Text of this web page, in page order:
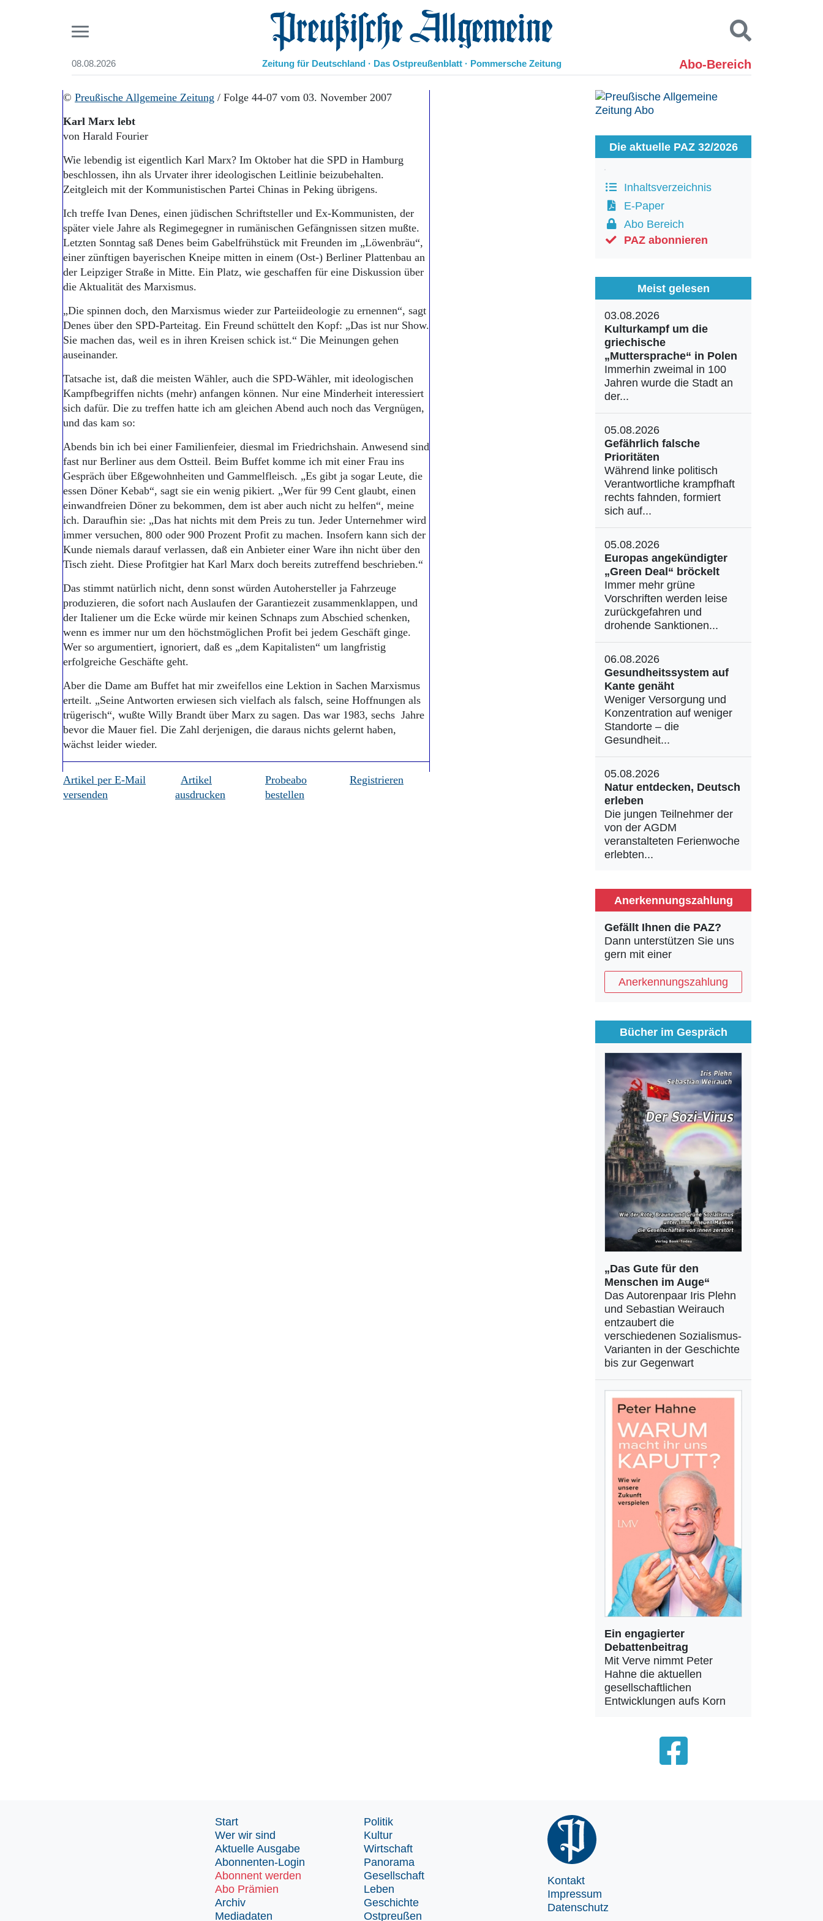
08.08.2026 Preußische Allgemeine Zeitung
Zeitung für Deutschland · Das Ostpreußenblatt · Pommersche Zeitung Abo-Bereich
Start
Aktuelle Ausgabe
Abonnenten-Login
Abo Prämien
Archiv
Mediadaten
Leben
Berlin-Brandenburg
Schlesien
Danzig und Westpreußen
Bücher
Kontakt
Suchen und finden
© Preußische Allgemeine Zeitung / Folge 44-07 vom 03. November 2007
Karl Marx lebt
von Harald Fourier
Wie lebendig ist eigentlich Karl Marx? Im Oktober hat die SPD in Hamburg
beschlossen, ihn als Urvater ihrer ideologischen Leitlinie beizubehalten.
Zeitgleich mit der Kommunistischen Partei Chinas in Peking übrigens.
Ich treffe Ivan Denes, einen jüdischen Schriftsteller und Ex-Kommunisten, der
später viele Jahre als Regimegegner in rumänischen Gefängnissen sitzen mußte.
Letzten Sonntag saß Denes beim Gabelfrühstück mit Freunden im „Löwenbräu“,
einer zünftigen bayerischen Kneipe mitten in einem (Ost-) Berliner Plattenbau an
der Leipziger Straße in Mitte. Ein Platz, wie geschaffen für eine Diskussion über
die Aktualität des Marxismus.
„Die spinnen doch, den Marxismus wieder zur Parteiideologie zu ernennen“, sagt
Denes über den SPD-Parteitag. Ein Freund schüttelt den Kopf: „Das ist nur Show.
Sie machen das, weil es in ihren Kreisen schick ist.“ Die Meinungen gehen
auseinander.
Tatsache ist, daß die meisten Wähler, auch die SPD-Wähler, mit ideologischen
Kampfbegriffen nichts (mehr) anfangen können. Nur eine Minderheit interessiert
sich dafür. Die zu treffen hatte ich am gleichen Abend auch noch das Vergnügen,
und das kam so:
Abends bin ich bei einer Familienfeier, diesmal im Friedrichshain. Anwesend sind
fast nur Berliner aus dem Ostteil. Beim Buffet komme ich mit einer Frau ins
Gespräch über Eßgewohnheiten und Gammelfleisch. „Es gibt ja sogar Leute, die
essen Döner Kebab“, sagt sie ein wenig pikiert. „Wer für 99 Cent glaubt, einen
einwandfreien Döner zu bekommen, dem ist aber auch nicht zu helfen“, meine
ich. Daraufhin sie: „Das hat nichts mit dem Preis zu tun. Jeder Unternehmer wird
immer versuchen, 800 oder 900 Prozent Profit zu machen. Insofern kann sich der
Kunde niemals darauf verlassen, daß ein Anbieter einer Ware ihn nicht über den
Tisch zieht. Diese Profitgier hat Karl Marx doch bereits zutreffend beschrieben.“
Das stimmt natürlich nicht, denn sonst würden Autohersteller ja Fahrzeuge
produzieren, die sofort nach Auslaufen der Garantiezeit zusammenklappen, und
der Italiener um die Ecke würde mir keinen Schnaps zum Abschied schenken,
wenn es immer nur um den höchstmöglichen Profit bei jedem Geschäft ginge.
Wer so argumentiert, ignoriert, daß es „dem Kapitalisten“ um langfristig
erfolgreiche Geschäfte geht.
Aber die Dame am Buffet hat mir zweifellos eine Lektion in Sachen Marxismus
erteilt. „Seine Antworten erwiesen sich vielfach als falsch, seine Hoffnungen als
trügerisch“, wußte Willy Brandt über Marx zu sagen. Das war 1983, sechs Jahre
bevor die Mauer fiel. Die Zahl derjenigen, die daraus nichts gelernt haben,
wächst leider wieder.
Artikel per E-Mail
versenden
Artikel
ausdrucken
Probeabo
bestellen
Registrieren
Die aktuelle PAZ 32/2026
Inhaltsverzeichnis
E-Paper
Abo Bereich
PAZ abonnieren
Meist gelesen
03.08.2026
Kulturkampf um die
griechische
„Muttersprache“ in Polen
Immerhin zweimal in 100
Jahren wurde die Stadt an
der...
05.08.2026
Gefährlich falsche
Prioritäten
Während linke politisch
Verantwortliche krampfhaft
rechts fahnden, formiert
sich auf...
05.08.2026
Europas angekündigter
„Green Deal“ bröckelt
Immer mehr grüne
Vorschriften werden leise
zurückgefahren und
drohende Sanktionen...
06.08.2026
Gesundheitssystem auf
Kante genäht
Weniger Versorgung und
Konzentration auf weniger
Standorte – die
Gesundheit...
05.08.2026
Natur entdecken, Deutsch
erleben
Die jungen Teilnehmer der
von der AGDM
veranstalteten Ferienwoche
erlebten...
Anerkennungszahlung
Gefällt Ihnen die PAZ?
Dann unterstützen Sie uns
gern mit einer
Anerkennungszahlung
Bücher im Gespräch
„Das Gute für den
Menschen im Auge“
Das Autorenpaar Iris Plehn
und Sebastian Weirauch
entzaubert die
verschiedenen Sozialismus-
Varianten in der Geschichte
bis zur Gegenwart
Ein engagierter
Debattenbeitrag
Mit Verve nimmt Peter
Hahne die aktuellen
gesellschaftlichen
Entwicklungen aufs Korn
Start
Wer wir sind
Aktuelle Ausgabe
Abonnenten-Login
Abonnent werden
Abo Prämien
Archiv
Mediadaten
Politik
Kultur
Wirtschaft
Panorama
Gesellschaft
Leben
Geschichte
Ostpreußen
Kontakt
Impressum
Datenschutz